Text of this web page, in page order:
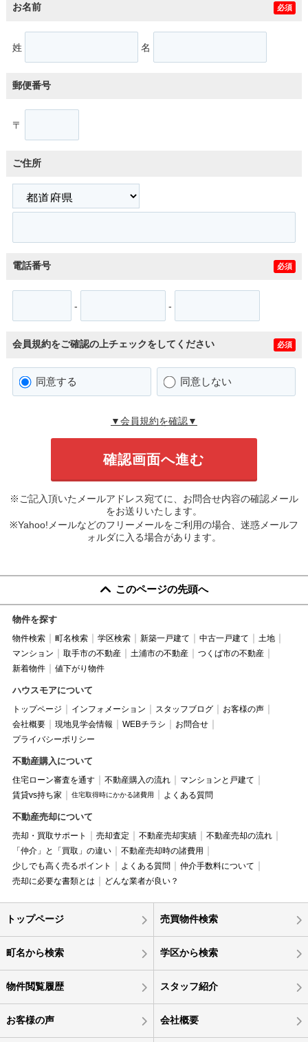
お名前 必須
姓 名
郵便番号
〒
ご住所
電話番号 必須
- -
会員規約をご確認の上チェックをしてください 必須
同意する 同意しない
▼会員規約を確認▼
※ご記入頂いたメールアドレス宛てに、お問合せ内容の確認メール
をお送りいたします。
※Yahoo!メールなどのフリーメールをご利用の場合、迷惑メールフ
ォルダに入る場合があります。
このページの先頭へ
物件を探す
物件検索 町名検索 学区検索 新築一戸建て 中古一戸建て
土地
マンション
取手市の不動産 土浦市の不動産
つくば市の不動産
新着物件
値下がり物件
ハウスモアについて
トップページ インフォメーション スタッフブログ
お客様の声
会社概要
現地見学会情報 WEBチラシ
お問合せ
プライバシーポリシー
不動産購入について
住宅ローン審査を通す 不動産購入の流れ
マンションと戸建て
賃貸vs持ち家
住宅取得時にかかる諸費用 よくある質問
不動産売却について
売却・買取サポート 売却査定 不動産売却実績
不動産売却の流れ
「仲介」と「買取」の違い
不動産売却時の諸費用
少しでも高く売るポイント
よくある質問
仲介手数料について
売却に必要な書類とは
どんな業者が良い？
トップページ 売買物件検索
町名から検索 学区から検索
物件閲覧履歴 スタッフ紹介
お客様の声 会社概要